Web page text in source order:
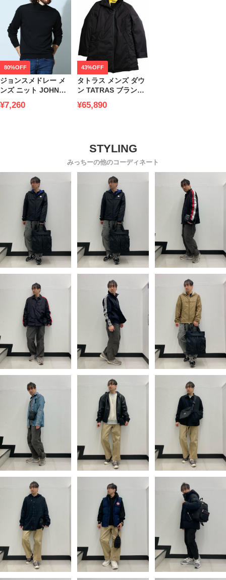
80%OFF
ジョンスメドレー メ
ンズ ニット JOHN
トップス セーター タ
¥7,260
43%OFF
タトラス メンズ ダウ
ン TATRAS ブランド
ジャケット アウター
¥65,890
みっちーの他のコーディネート